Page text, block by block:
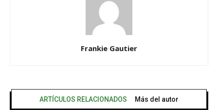
Frankie Gautier
ARTÍCULOS RELACIONADOS Más del autor